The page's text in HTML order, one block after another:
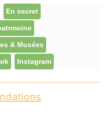
En secret
& Musées
Instagram